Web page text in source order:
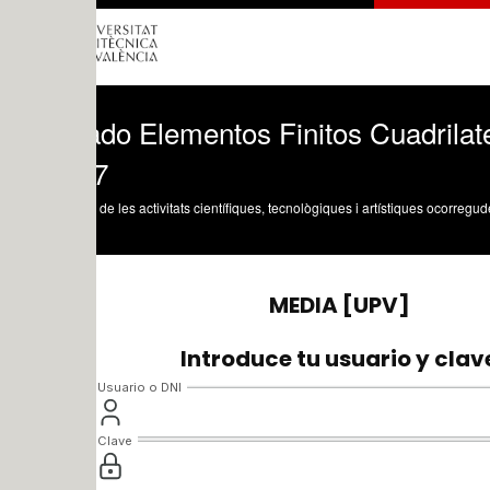
Elementos Finitos Cuadrilateros
les activitats científiques, tecnològiques i artístiques ocorregudes en els tres